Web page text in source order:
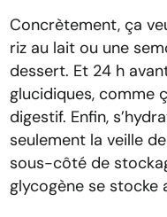
Concrètement, ça
riz au lait ou une
dessert. Et 24 h
glucidiques, comme
digestif. Enfin,
seulement la veille
sous-côté de
glycogène se stocke